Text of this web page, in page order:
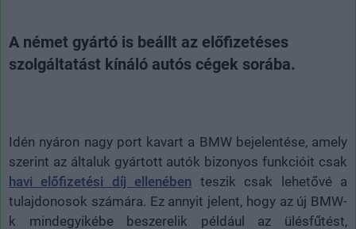
A német gyártó is beállt az előfizetéses
szolgáltatást kínáló autós cégek sorába.
Idén nyáron nagy port kavart a BMW bejelentése, amely
szerint az általuk gyártott autók bizonyos funkcióit csak
havi előfizetési díj ellenében teszik csak lehetővé a
tulajdonosok számára. Ez annyit jelent, hogy az új BMW-
k mindegyikébe beszerelik például az ülésfűtést,